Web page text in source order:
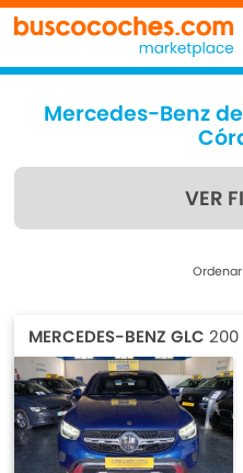
Mercedes-Benz
VER
Encuentra lo
MERCEDES-BENZ GLC 200